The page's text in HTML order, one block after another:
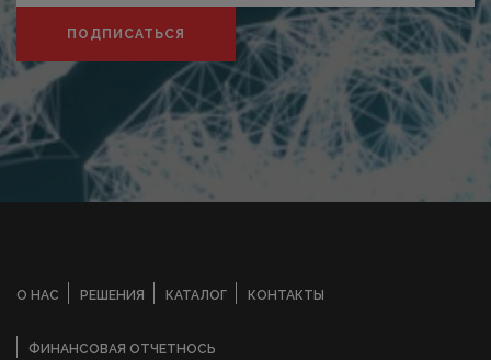
ПОДПИСАТЬСЯ
О НАС РЕШЕНИЯ КАТАЛОГ КОНТАКТЫ
ФИНАНСОВАЯ ОТЧЕТНОСЬ